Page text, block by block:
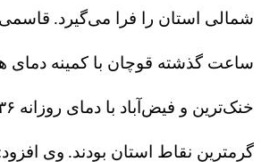
شمالی استان را فرا می‌گیرد.
ساعت گذشته قوچان با کمینه دمای
گرمترین نقاط استان بودند. وی